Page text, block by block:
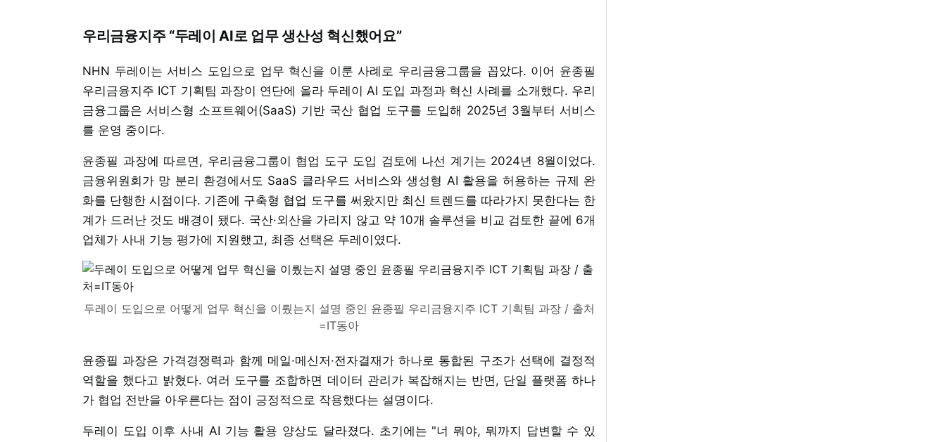
우리금융지주 “두레이 AI로 업무 생산성 혁신했어요”
NHN 두레이는 서비스 도입으로 업무 혁신을 이룬 사례로 우리금융그룹을 꼽았다. 이어 윤종필
우리금융지주 ICT 기획팀 과장이 연단에 올라 두레이 AI 도입 과정과 혁신 사례를 소개했다. 우리
금융그룹은 서비스형 소프트웨어(SaaS) 기반 국산 협업 도구를 도입해 2025년 3월부터 서비스
를 운영 중이다.
윤종필 과장에 따르면, 우리금융그룹이 협업 도구 도입 검토에 나선 계기는 2024년 8월이었다.
금융위원회가 망 분리 환경에서도 SaaS 클라우드 서비스와 생성형 AI 활용을 허용하는 규제 완
화를 단행한 시점이다. 기존에 구축형 협업 도구를 써왔지만 최신 트렌드를 따라가지 못한다는 한
계가 드러난 것도 배경이 됐다. 국산·외산을 가리지 않고 약 10개 솔루션을 비교 검토한 끝에 6개
업체가 사내 기능 평가에 지원했고, 최종 선택은 두레이였다.
두레이 도입으로 어떻게 업무 혁신을 이뤘는지 설명 중인 윤종필 우리금융지주 ICT 기획팀 과장 / 출처
=IT동아
윤종필 과장은 가격경쟁력과 함께 메일·메신저·전자결재가 하나로 통합된 구조가 선택에 결정적
역할을 했다고 밝혔다. 여러 도구를 조합하면 데이터 관리가 복잡해지는 반면, 단일 플랫폼 하나
가 협업 전반을 아우른다는 점이 긍정적으로 작용했다는 설명이다.
두레이 도입 이후 사내 AI 기능 활용 양상도 달라졌다. 초기에는 "너 뭐야, 뭐까지 답변할 수 있